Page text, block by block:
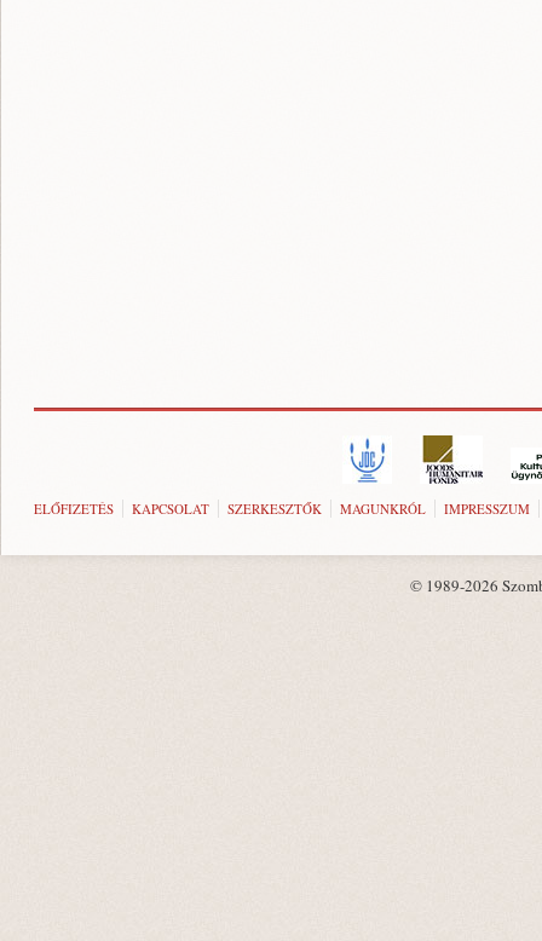
ELŐFIZETÉS KAPCSOLAT SZERKESZTŐK MAGUNKRÓL IMPRESSZUM
© 1989-2026